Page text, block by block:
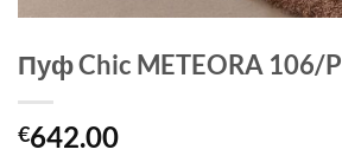
Пуф Chic METEORA 106/P
€642.00